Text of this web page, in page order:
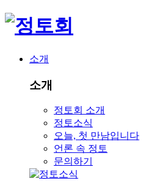
소개
소개
정토회 소개
정토소식
오늘, 첫 만남입니다
언론 속 정토
문의하기